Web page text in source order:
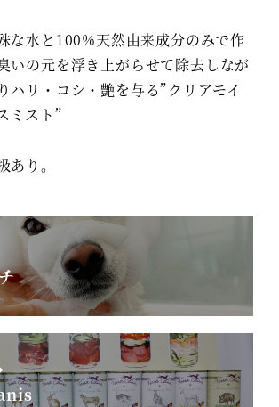
な水と100%天然由来成分のみで作
いの元を浮き上がらせて除去しなが
ハリ・コシ・艶を与る”クリアモイ
ミスト”
あり。